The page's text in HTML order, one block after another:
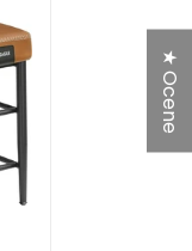
★ Ocene